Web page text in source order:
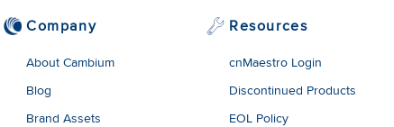
Company
About Cambium
Blog
Brand Assets
Resources
cnMaestro Login
Discontinued Products
EOL Policy